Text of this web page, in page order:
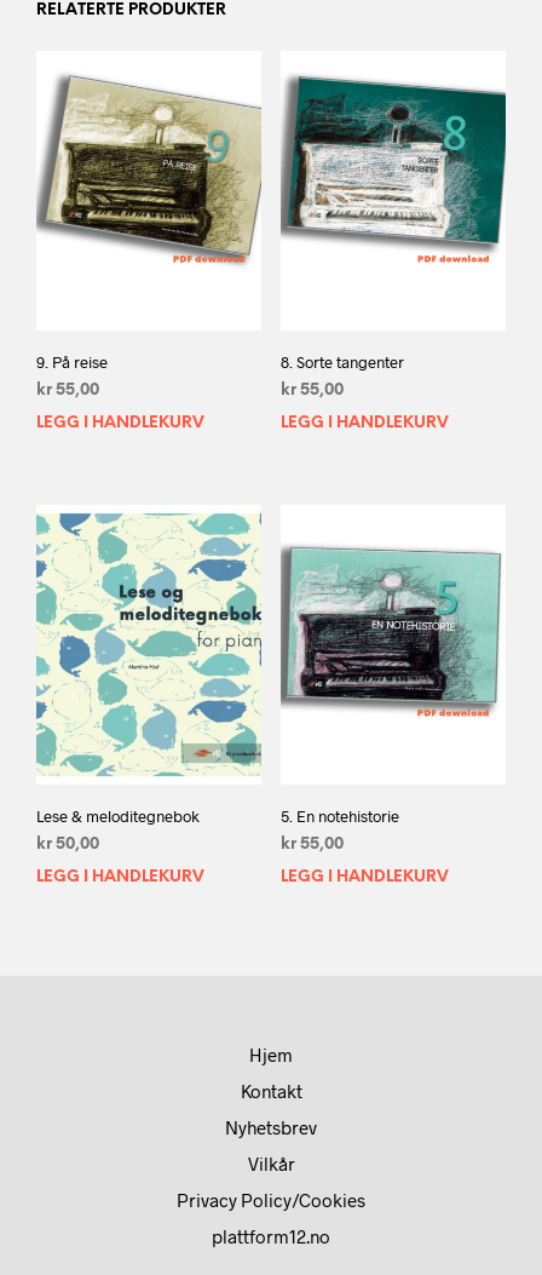
RELATERTE PRODUKTER
9. På reise
kr 55,00
LEGG I HANDLEKURV
8. Sorte tangenter
kr55,00
LEGG I HANDLEKURV
Lese & meloditegnebok
kr 50,00
LEGG I HANDLEKURV
5. En notehistorie
kr55,00
LEGG I HANDLEKURV
Hjem
Kontakt
Nyhetsbrev
Vilkår
Privacy Policy/Cookies
plattform12.no